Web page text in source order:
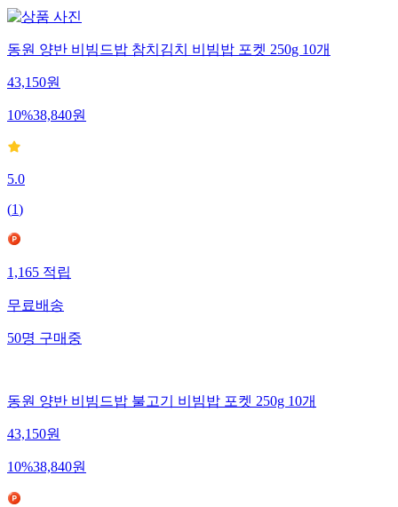
동원 양반 비빔드밥 참치김치 비빔밥 포켓 250g 10개
43,150원
10%38,840원
5.0
(1)
1,165적립
무료배송
50명구매중
동원 양반 비빔드밥 불고기 비빔밥 포켓 250g 10개
43,150원
10%38,840원